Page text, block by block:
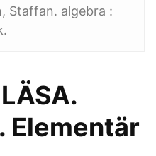
Staffan. algebra :
Elementär